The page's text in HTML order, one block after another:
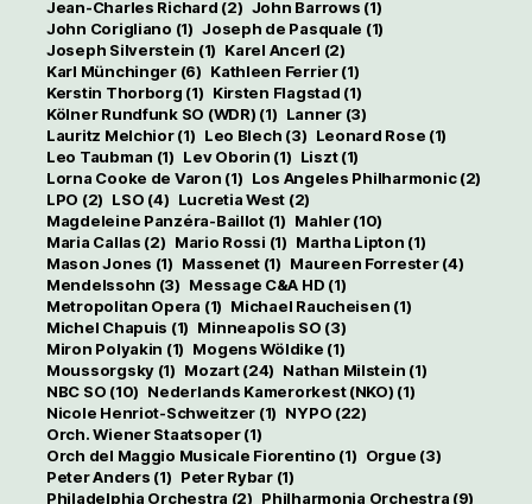
Jean-Charles Richard (2) John Barrows (1)
John Corigliano (1) Joseph de Pasquale (1)
Joseph Silverstein (1) Karel Ancerl (2)
Karl Münchinger(6) Kathleen Ferrier(1)
Kerstin Thorborg (1) Kirsten Flagstad (1)
Kölner Rundfunk SO (WDR) (1) Lanner (3)
Lauritz Melchior(1) Leo Blech (3) Leonard Rose (1)
Leo Taubman (1) Lev Oborin (1) Liszt(1)
Lorna Cooke de Varon (1) Los Angeles Philharmonic(2)
LPO (2) LSO (4) Lucretia West (2)
Magdeleine Panzéra-Baillot(1) Mahler(10)
Maria Callas (2) Mario Rossi (1) Martha Lipton (1)
Mason Jones (1) Massenet(1) Maureen Forrester(4)
Mendelssohn (3) Message C&A HD (1)
Metropolitan Opera (1) Michael Raucheisen (1)
Michel Chapuis (1) Minneapolis SO (3)
Miron Polyakin (1) Mogens Wöldike (1)
Moussorgsky(1) Mozart(24) Nathan Milstein (1)
NBC SO (10) Nederlands Kamerorkest (NKO) (1)
Nicole Henriot-Schweitzer (1) NYPO (22)
Orch. Wiener Staatsoper(1)
Orch del Maggio Musicale Fiorentino (1) Orgue (3)
Peter Anders (1) Peter Rybar(1)
Philadelphia Orchestra (2) Philharmonia Orchestra (9)